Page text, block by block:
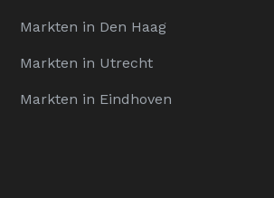
Markten in Den Haag
Markten in Utrecht
Markten in Eindhoven